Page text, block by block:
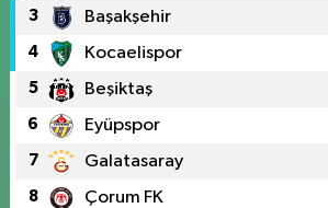
3 Başakşehir
4 Kocaelispor
5 Beşiktaş
6 Eyüpspor
7 Galatasaray
8 Çorum FK